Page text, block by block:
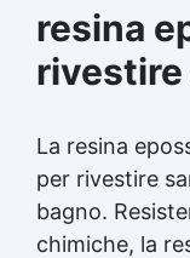
resina
La resina
per rivestire
bagno.
chimiche, la